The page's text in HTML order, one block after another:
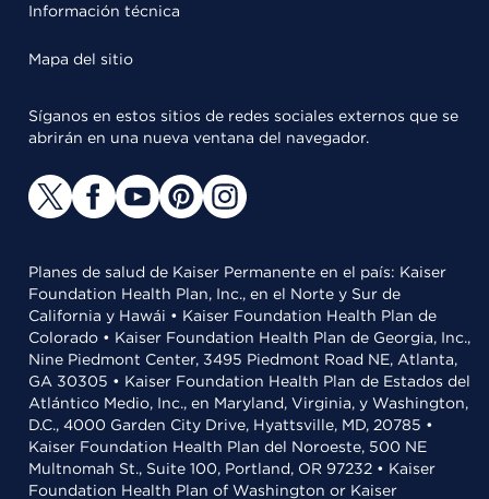
Información técnica
Mapa del sitio
Síganos en estos sitios de redes sociales externos que se
abrirán en una nueva ventana del navegador.
Planes de salud de Kaiser Permanente en el país: Kaiser
Foundation Health Plan, Inc., en el Norte y Sur de
California y Hawái • Kaiser Foundation Health Plan de
Colorado • Kaiser Foundation Health Plan de Georgia, Inc.,
Nine Piedmont Center, 3495 Piedmont Road NE, Atlanta,
GA 30305 • Kaiser Foundation Health Plan de Estados del
Atlántico Medio, Inc., en Maryland, Virginia, y Washington,
D.C., 4000 Garden City Drive, Hyattsville, MD, 20785 •
Kaiser Foundation Health Plan del Noroeste, 500 NE
Multnomah St., Suite 100, Portland, OR 97232 • Kaiser
Foundation Health Plan of Washington or Kaiser